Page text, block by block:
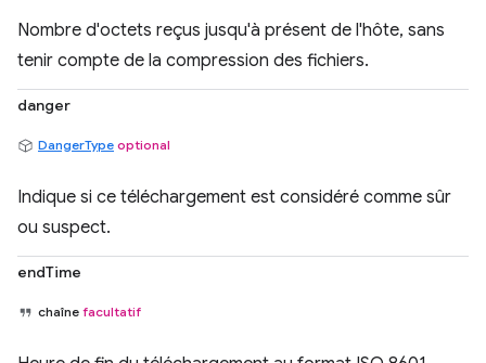
Nombre d'octets reçus jusqu'à présent de l'hôte, sans
tenir compte de la compression des fichiers.
danger
DangerType optional
Indique si ce téléchargement est considéré comme sûr
ou suspect.
endTime
chaîne facultatif